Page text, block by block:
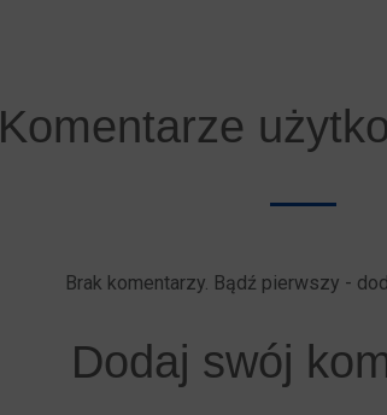
Komentarze
Brak komentarzy. Bądź pierwszy -
Dodaj swój